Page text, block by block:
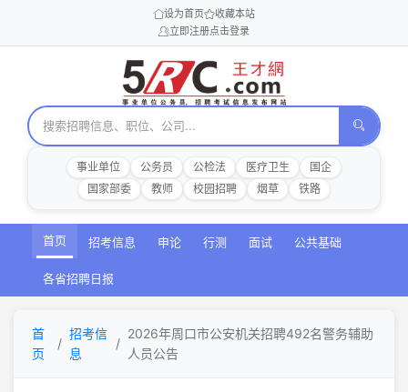
设为首页
收藏本站
立即注册点击登录
事业单位 公务员 公检法 医疗卫生
国企
国家部委
教师 校园招聘 烟草 铁路
首页 招考信息 申论 行测 面试 公共基础
各省招聘日报
首
页
招考信
息
2026年周口市公安机关招聘492名警务辅助
人员公告